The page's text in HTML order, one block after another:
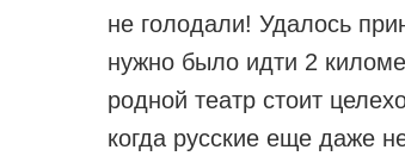
не голодали! Удалось
нужно было идти 2
родной театр стоит
когда русские еще даже